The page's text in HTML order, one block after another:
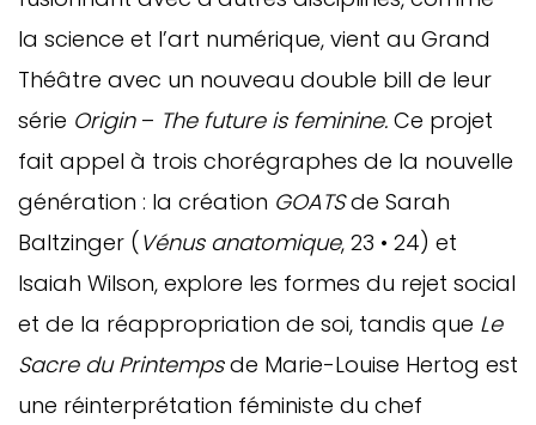
la science et l’art numérique, vient au Grand
Théâtre avec un nouveau double bill de leur
série Origin– The future is feminine. Ce projet
fait appel à trois chorégraphes de la nouvelle
génération : la création GOATSde Sarah
Baltzinger ( Vénus anatomique, 23 • 24) et
Isaiah Wilson, explore les formes du rejet social
et de la réappropriation de soi, tandis que Le
Sacre du Printempsde Marie-Louise Hertog est
une réinterprétation féministe du chef